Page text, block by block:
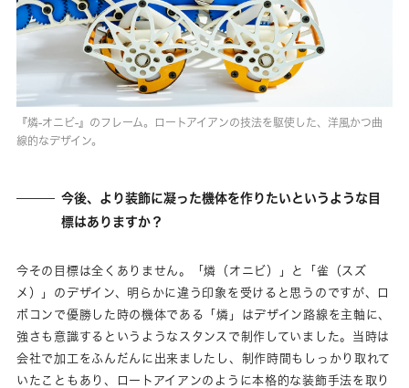
『燐-オニビ-』のフレーム。ロートアイアンの技法を駆使した、洋風かつ曲
線的なデザイン。
今後、より装飾に凝った機体を作りたいというような目
標はありますか？
今その目標は全くありません。「燐（オニビ）」と「雀（スズ
メ）」のデザイン、明らかに違う印象を受けると思うのですが、ロ
ボコンで優勝した時の機体である「燐」はデザイン路線を主軸に、
強さも意識するというようなスタンスで制作していました。当時は
会社で加工をふんだんに出来ましたし、制作時間もしっかり取れて
いたこともあり、ロートアイアンのように本格的な装飾手法を取り